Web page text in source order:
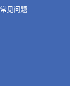
常见问题